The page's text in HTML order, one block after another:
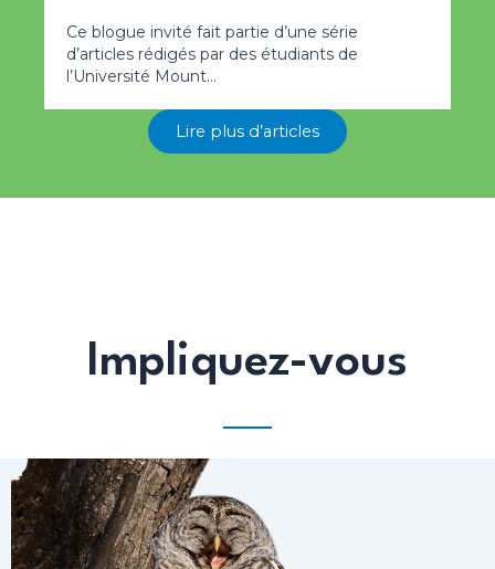
Ce blogue invité fait partie d’une série
d’articles rédigés par des étudiants de
l’Université Mount…
Lire plus d’articles
Impliquez-vous